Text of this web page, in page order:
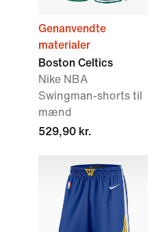
Genanvendte
materialer
Boston Celtics
Nike NBA
Swingman-shorts til
mænd
529,90 kr.